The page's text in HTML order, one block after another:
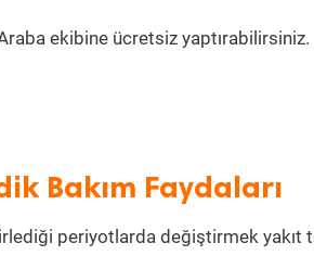
ekibine ücretsiz yaptırabilirsiniz.
Bakım Faydaları
periyotlarda değiştirmek yakıt